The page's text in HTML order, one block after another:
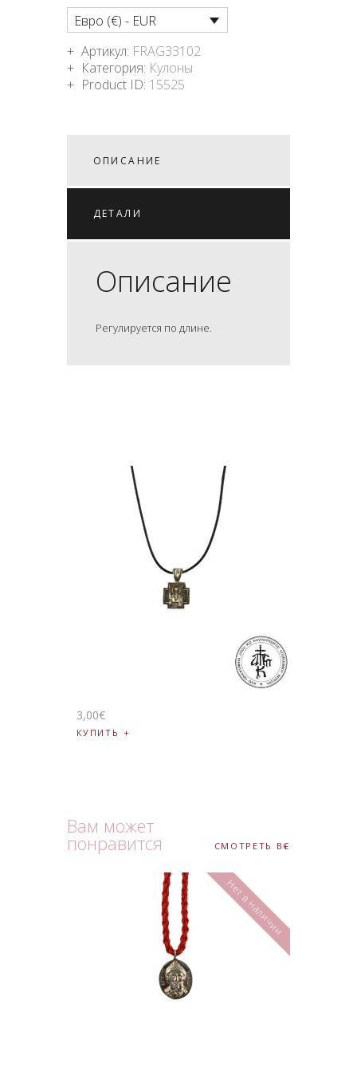
Евро (€) - EUR
Артикул: FRAG33102
Категория: Кулоны
Product ID: 15525
ОПИСАНИЕ
ДЕТАЛИ
Описание
Регулируется по длине.
3,00€
КУПИТЬ
Вам может
понравится СМОТРЕТЬ ВСЕ
Нет в наличии